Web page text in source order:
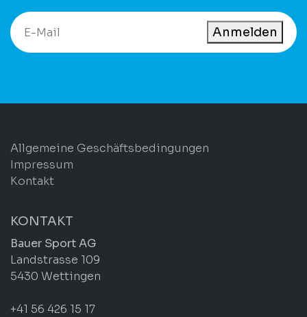
Anmelden
Allgemeine Geschäftsbedingungen
Impressum
Kontakt
KONTAKT
Bauer Sport AG
Landstrasse 109
5430 Wettingen
+41 56 426 15 17